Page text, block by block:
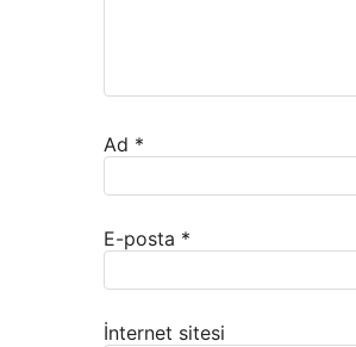
Ad *
E-posta *
İnternet sitesi